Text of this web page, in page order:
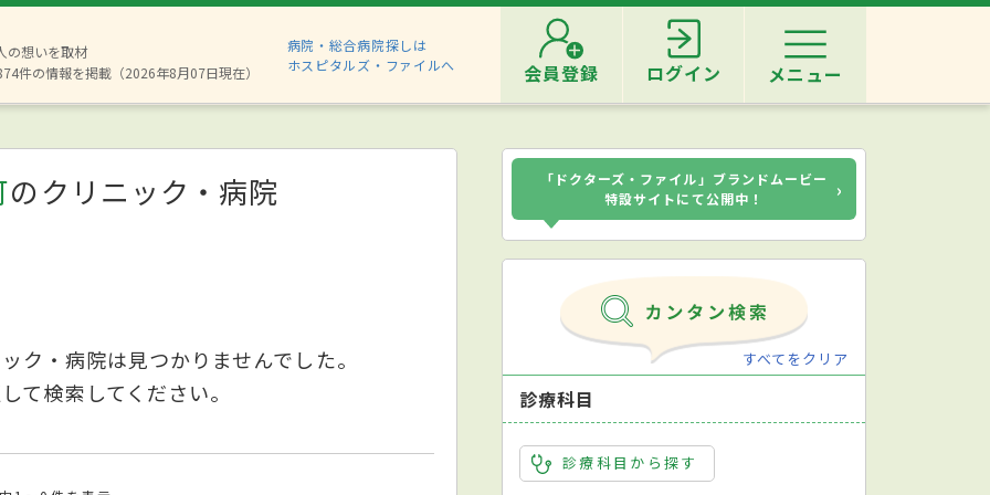
の想いを取材
件の情報を掲載（2026年8月07日現在）
病院・総合病院探しは
ホスピタルズ・ファイルへ
会員登録 ログイン メニュー
のクリニック・病院
ク・病院は見つかりませんでした。
て検索してください。
「ドクターズ・ファイル」ブランドムービー
特設サイトにて公開中！
›
すべてをクリア
診療科目
診療科目から探す